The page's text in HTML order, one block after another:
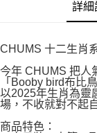
詳細
CHUMS 十二生肖
今年 CHUMS 把人
「Booby bird布比
以2025年生肖為靈
場，不收就對不起
商品特色：